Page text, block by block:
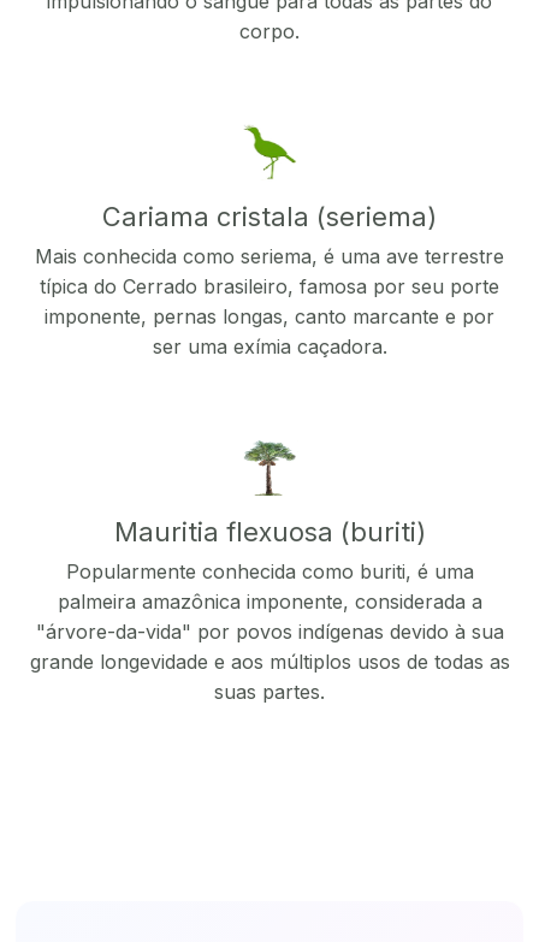
corpo.
Cariama cristala (seriema)
Mais conhecida como seriema, é uma ave terrestre
típica do Cerrado brasileiro, famosa por seu porte
imponente, pernas longas, canto marcante e por
ser uma exímia caçadora.
Mauritia flexuosa (buriti)
Popularmente conhecida como buriti, é uma
palmeira amazônica imponente, considerada a
"árvore-da-vida" por povos indígenas devido à sua
grande longevidade e aos múltiplos usos de todas as
suas partes.